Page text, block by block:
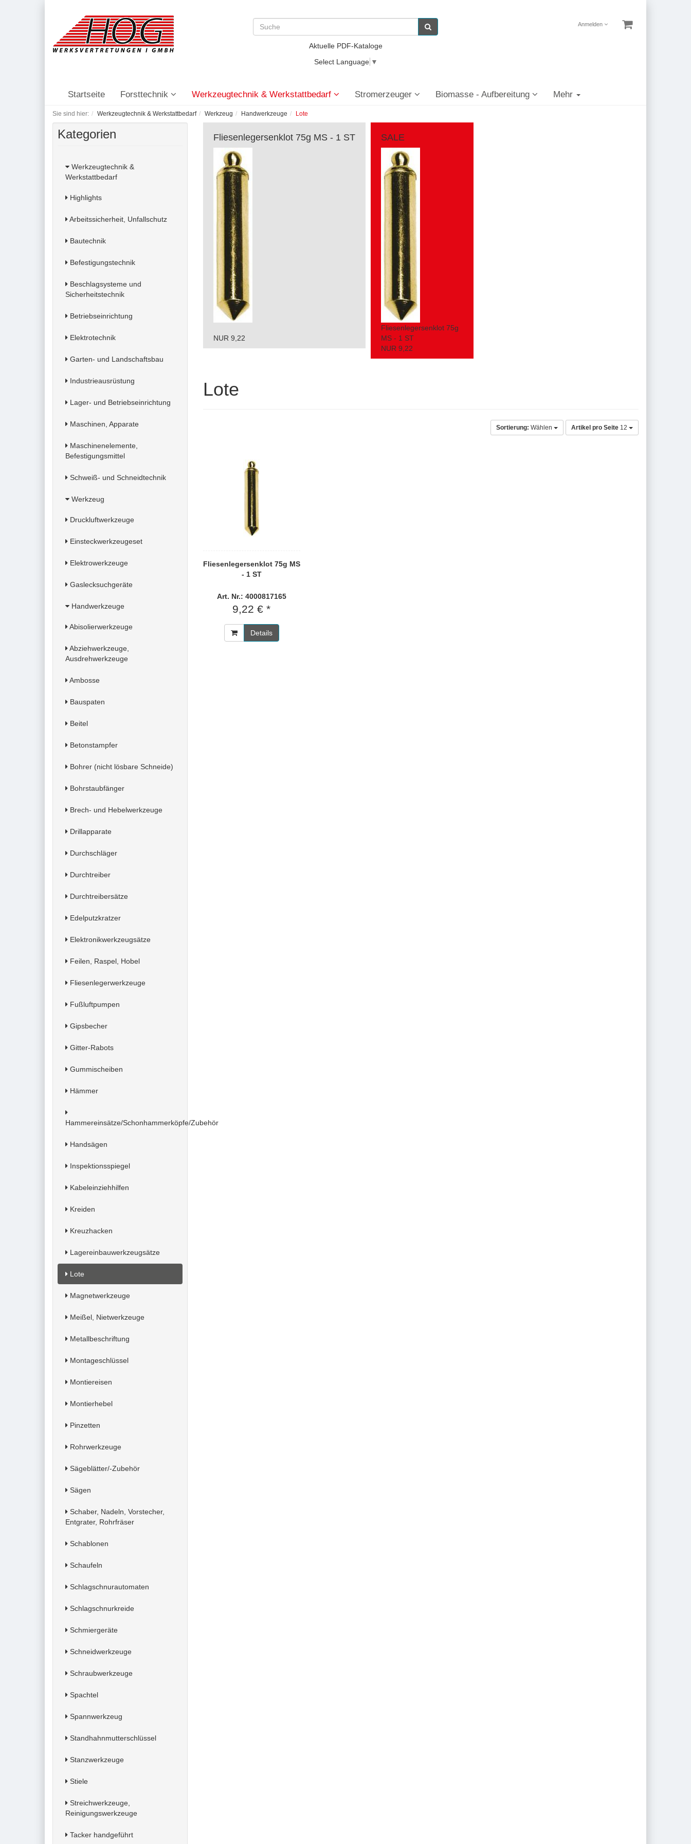
Anmelden
Aktuelle PDF-Kataloge
Select Language ▼
Startseite Forsttechnik Werkzeugtechnik & Werkstattbedarf Stromerzeuger Biomasse - Aufbereitung Mehr
Sie sind hier: Werkzeugtechnik & Werkstattbedarf Werkzeug Handwerkzeuge Lote
Kategorien
Werkzeugtechnik &
Werkstattbedarf
Highlights
Arbeitssicherheit, Unfallschutz
Bautechnik
Befestigungstechnik
Beschlagsysteme und
Sicherheitstechnik
Betriebseinrichtung
Elektrotechnik
Garten- und Landschaftsbau
Industrieausrüstung
Lager- und Betriebseinrichtung
Maschinen, Apparate
Maschinenelemente,
Befestigungsmittel
Schweiß- und Schneidtechnik
Werkzeug
Druckluftwerkzeuge
Einsteckwerkzeugeset
Elektrowerkzeuge
Gaslecksuchgeräte
Handwerkzeuge
Abisolierwerkzeuge
Abziehwerkzeuge,
Ausdrehwerkzeuge
Ambosse
Bauspaten
Beitel
Betonstampfer
Bohrer (nicht lösbare Schneide)
Bohrstaubfänger
Brech- und Hebelwerkzeuge
Drillapparate
Durchschläger
Durchtreiber
Durchtreibersätze
Edelputzkratzer
Elektronikwerkzeugsätze
Feilen, Raspel, Hobel
Fliesenlegerwerkzeuge
Fußluftpumpen
Gipsbecher
Gitter-Rabots
Gummischeiben
Hämmer
Hammereinsätze/Schonhammerköpfe/Zubehör
Handsägen
Inspektionsspiegel
Kabeleinziehhilfen
Kreiden
Kreuzhacken
Lagereinbauwerkzeugsätze
Lote
Magnetwerkzeuge
Meißel, Nietwerkzeuge
Metallbeschriftung
Montageschlüssel
Montiereisen
Montierhebel
Pinzetten
Rohrwerkzeuge
Sägeblätter/-Zubehör
Sägen
Schaber, Nadeln, Vorstecher,
Entgrater, Rohrfräser
Schablonen
Schaufeln
Schlagschnurautomaten
Schlagschnurkreide
Schmiergeräte
Schneidwerkzeuge
Schraubwerkzeuge
Spachtel
Spannwerkzeug
Standhahnmutterschlüssel
Stanzwerkzeuge
Stiele
Streichwerkzeuge,
Reinigungswerkzeuge
Tacker handgeführt
Fliesenlegersenklot 75g MS - 1 ST
NUR 9,22
SALE
Fliesenlegersenklot 75g
MS - 1 ST
NUR 9,22
Lote
Sortierung: Wählen Artikel pro Seite 12
Fliesenlegersenklot 75g MS
- 1 ST
Art. Nr.: 4000817165
9,22 € *
Details